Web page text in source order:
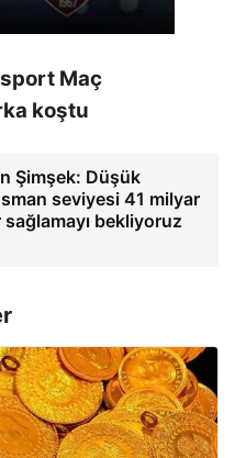
Maç
koştu
Şimşek: Düşük
seviyesi 41 milyar
sağlamayı bekliyoruz